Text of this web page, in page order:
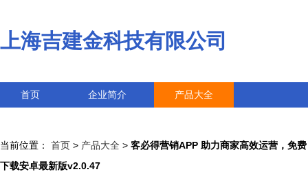
上海吉建金科技有限公司
首页 企业简介 产品大全
当前位置： 首页 > 产品大全 > 客必得营销APP 助力商家高效运营，免费
下载安卓最新版v2.0.47